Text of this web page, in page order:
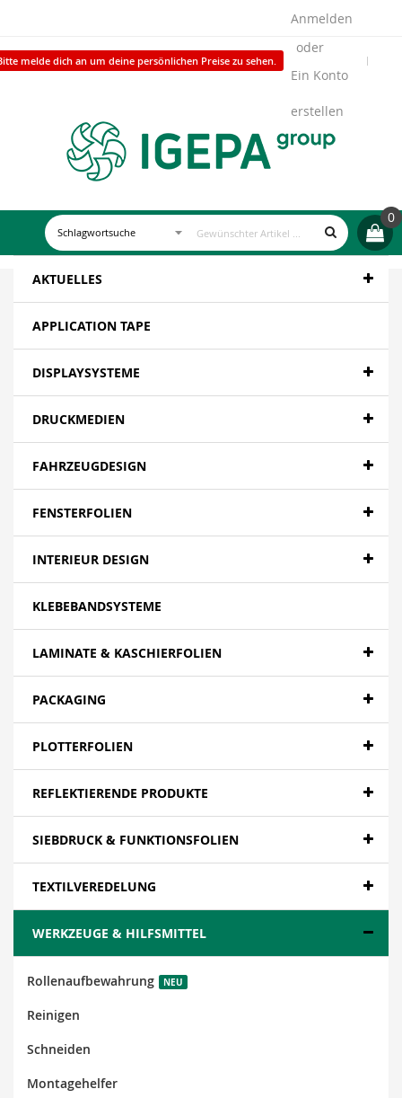
melde dich an um deine persönlichen Preise zu sehen.
Anmelden
Ein Konto
erstellen
0
AKTUELLES
APPLICATION TAPE
DISPLAYSYSTEME
DRUCKMEDIEN
FAHRZEUGDESIGN
FENSTERFOLIEN
INTERIEUR DESIGN
KLEBEBANDSYSTEME
LAMINATE & KASCHIERFOLIEN
PACKAGING
PLOTTERFOLIEN
REFLEKTIERENDE PRODUKTE
SIEBDRUCK & FUNKTIONSFOLIEN
TEXTILVEREDELUNG
WERKZEUGE & HILFSMITTEL
Rollenaufbewahrung NEU
Reinigen
Schneiden
Montagehelfer